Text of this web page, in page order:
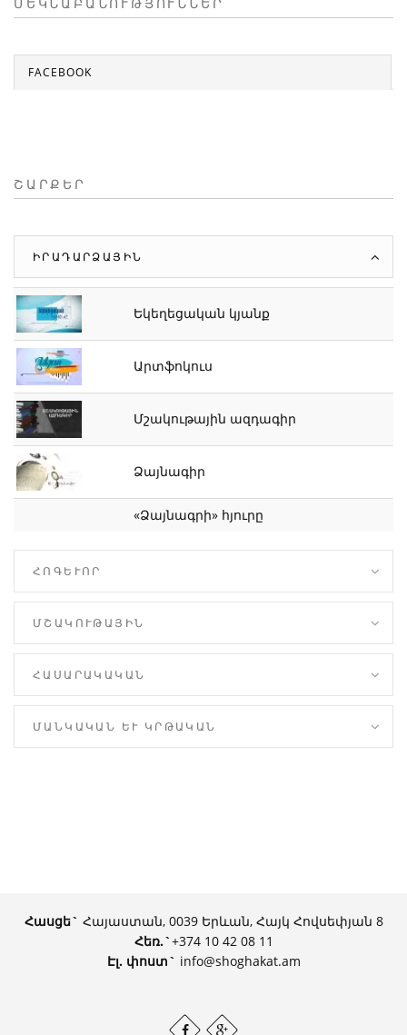
ՄԵԿՆԱԲԱՆՈՒԹՅՈՒՆՆԵՐ
FACEBOOK
ՇԱՐՔԵՐ
ԻՐԱԴԱՐՁԱՅԻՆ
Եկեղեցական կյանք
Արտֆոկուս
Մշակութային ազդագիր
Ձայնագիր
«Ձայնագրի» հյուրը
ՀՈԳԵՒՈՐ
ՄՇԱԿՈՒԹԱՅԻՆ
ՀԱՍԱՐԱԿԱԿԱՆ
ՄԱՆԿԱԿԱՆ ԵՒ ԿՐԹԱԿԱՆ
Հասցե` Հայաստան, 0039 Երևան, Հայկ Հովսեփյան 8
Հեռ.`+374 10 42 08 11
Էլ. փոստ` info@shoghakat.am